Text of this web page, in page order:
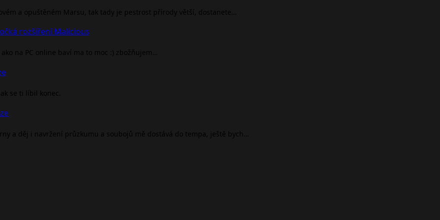
a opuštěném Marsu, tak tady je pestrost přírody větší, dostanete…
rozšíření Malicious
na PC online baví ma to moc :) zbožňujem…
se ti líbil konec.
a děj i navržení průzkumu a soubojů mě dostává do tempa, ještě bych…